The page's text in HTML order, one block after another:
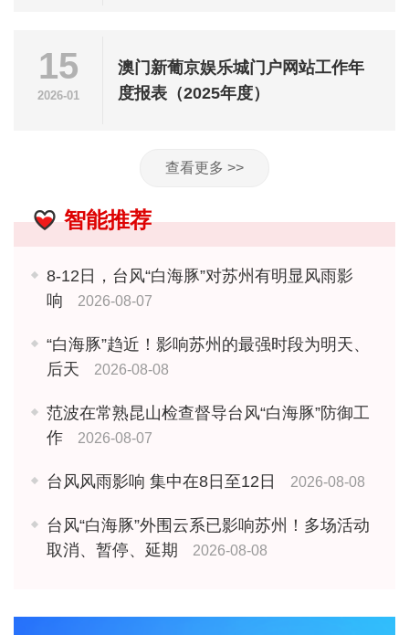
15
2026-01
澳门新葡京娱乐城门户网站工作年
度报表（2025年度）
查看更多 >>
智能推荐
8-12日，台风“白海豚”对苏州有明显风雨影
响
2026-08-07
“白海豚”趋近！影响苏州的最强时段为明天、
后天
2026-08-08
范波在常熟昆山检查督导台风“白海豚”防御工
作
2026-08-07
台风风雨影响 集中在8日至12日 2026-08-08
台风“白海豚”外围云系已影响苏州！多场活动
取消、暂停、延期
2026-08-08